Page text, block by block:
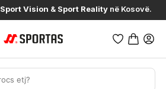
Sport Vision & Sport Reality në Kosovë.